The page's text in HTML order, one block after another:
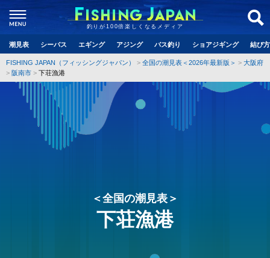
釣りが100倍楽しくなるメディア
潮見表 シーバス エギング アジング バス釣り ショアジギング 結び
FISHING JAPAN（フィッシングジャパン） 全国の潮見表＜2026年最新版＞
大阪府
阪南市
下荘漁港
＜全国の潮見表＞
下荘漁港